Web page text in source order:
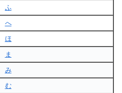
ふ
へ
ほ
ま
み
む